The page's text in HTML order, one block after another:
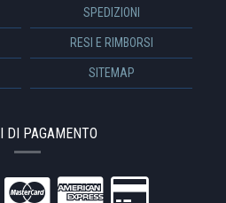
SPEDIZIONI
RESI E RIMBORSI
SITEMAP
DI PAGAMENTO